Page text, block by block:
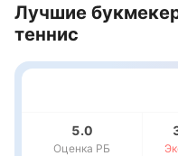
Лучшие
теннис
5.0
Оценка РБ